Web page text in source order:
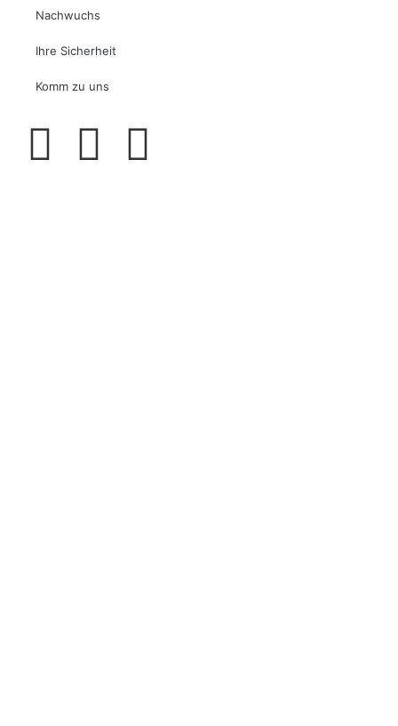
Nachwuchs
Ihre Sicherheit
Komm zu uns